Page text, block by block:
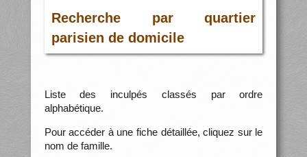
Recherche par quartier
parisien de domicile
Liste des inculpés classés par ordre
alphabétique.
Pour accéder à une fiche détaillée, cliquez sur le
nom de famille.